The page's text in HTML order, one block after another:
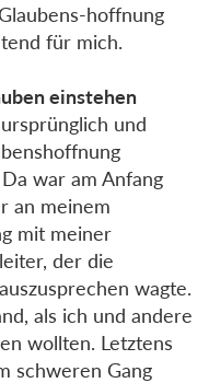
hoffnung
für mich.
einstehen
und
war am Anfang
an meinem
mit meiner
der die
wagte.
als ich und andere
wollten. Letztens
schweren Gang